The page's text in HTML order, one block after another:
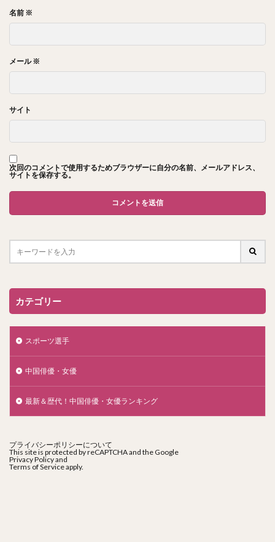
名前 ※
メール※
サイト
次回のコメントで使用するためブラウザーに自分の名前、メールアドレス、
サイトを保存する。
カテゴリー
スポーツ選手
中国俳優・女優
最新＆歴代！中国俳優・女優ランキング
プライバシーポリシーについて
This site is protected by reCAPTCHA and the Google
Privacy Policyand
Terms of Serviceapply.